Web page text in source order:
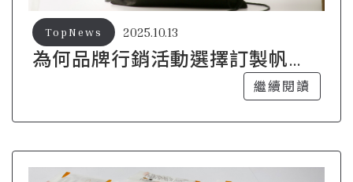
為何品牌行銷活動選擇訂製帆布
2025.10.13
TopNews
繼續閱讀